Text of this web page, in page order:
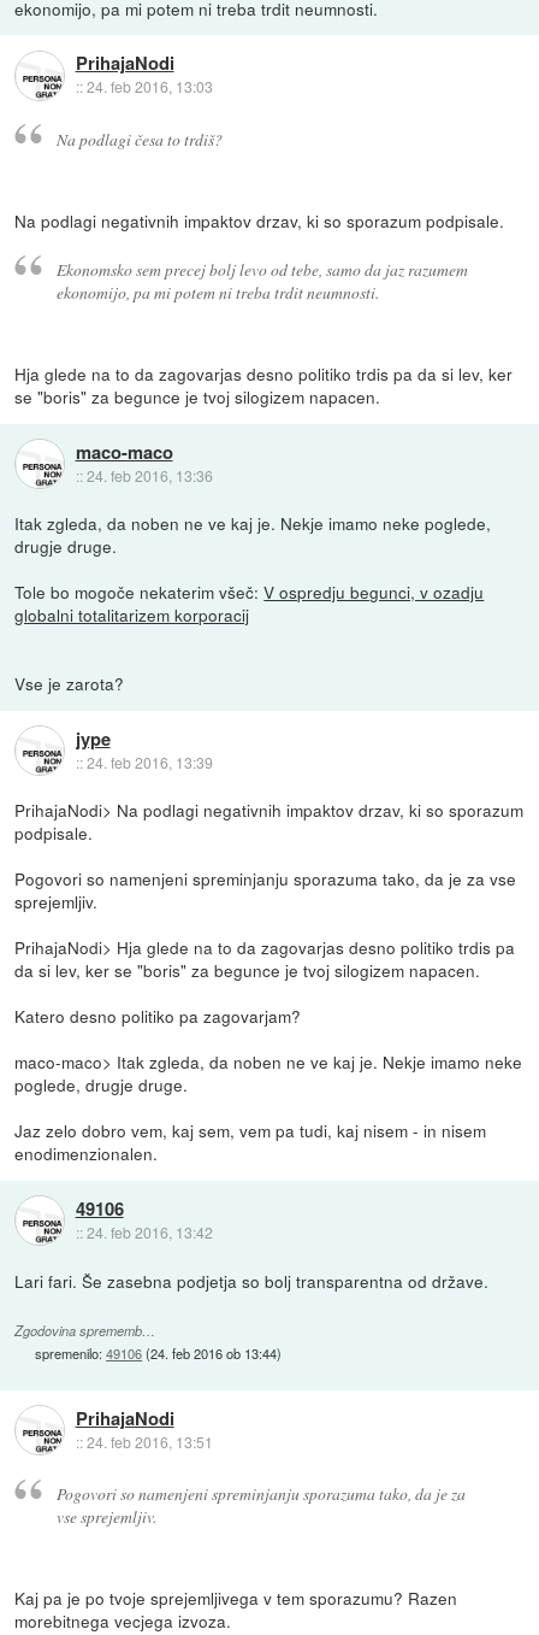
ekonomijo, pa mi potem ni treba trdit neumnosti.
PrihajaNodi
::24. feb 2016, 13:03
Na podlagi česa to trdiš?
Na podlagi negativnih impaktov drzav, ki so sporazum podpisale.
Ekonomsko sem precej bolj levo od tebe, samo da jaz razumem
ekonomijo, pa mi potem ni treba trdit neumnosti.
Hja glede na to da zagovarjas desno politiko trdis pa da si lev, ker
se "boris" za begunce je tvoj silogizem napacen.
maco-maco
::24. feb 2016, 13:36
Itak zgleda, da noben ne ve kaj je. Nekje imamo neke poglede,
drugje druge.
Tole bo mogoče nekaterim všeč:V ospredju begunci, v ozadju
globalni totalitarizem korporacij
Vse je zarota?
jype
::24. feb 2016, 13:39
PrihajaNodi> Na podlagi negativnih impaktov drzav, ki so sporazum
podpisale.
Pogovori so namenjeni spreminjanju sporazuma tako, da je za vse
sprejemljiv.
PrihajaNodi> Hja glede na to da zagovarjas desno politiko trdis pa
da si lev, ker se "boris" za begunce je tvoj silogizem napacen.
Katero desno politiko pa zagovarjam?
maco-maco> Itak zgleda, da noben ne ve kaj je. Nekje imamo neke
poglede, drugje druge.
Jaz zelo dobro vem, kaj sem, vem pa tudi, kaj nisem - in nisem
enodimenzionalen.
49106
::24. feb 2016, 13:42
Lari fari. Še zasebna podjetja so bolj transparentna od države.
Zgodovina sprememb…
spremenilo:49106(24. feb 2016 ob 13:44)
PrihajaNodi
::24. feb 2016, 13:51
Pogovori so namenjeni spreminjanju sporazuma tako, da je za
vse sprejemljiv.
Kaj pa je po tvoje sprejemljivega v tem sporazumu? Razen
morebitnega vecjega izvoza.